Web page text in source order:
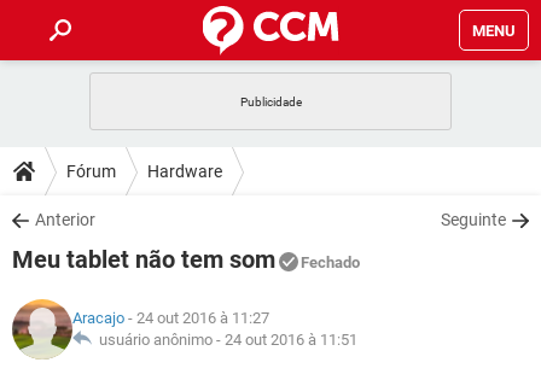
MENU
CELULAR
OUTLOOK
INSTAGRAM GMAIL
GUIA DE COMPRAS
DICAS
JOGOS
INSTAGRAM
GUIA DE COMPRAS
DOWNLOADS
JOGOS WHATSAPP
CELULAR
OUTLOOK EXCEL
JOGOS
CELULAR
GLOSSÁRIO
Fórum Hardware
Anterior Seguinte
Meu tablet não tem som Fechado
Aracajo - 24 out 2016 à 11:27
usuário anônimo - 24 out 2016 à 11:51